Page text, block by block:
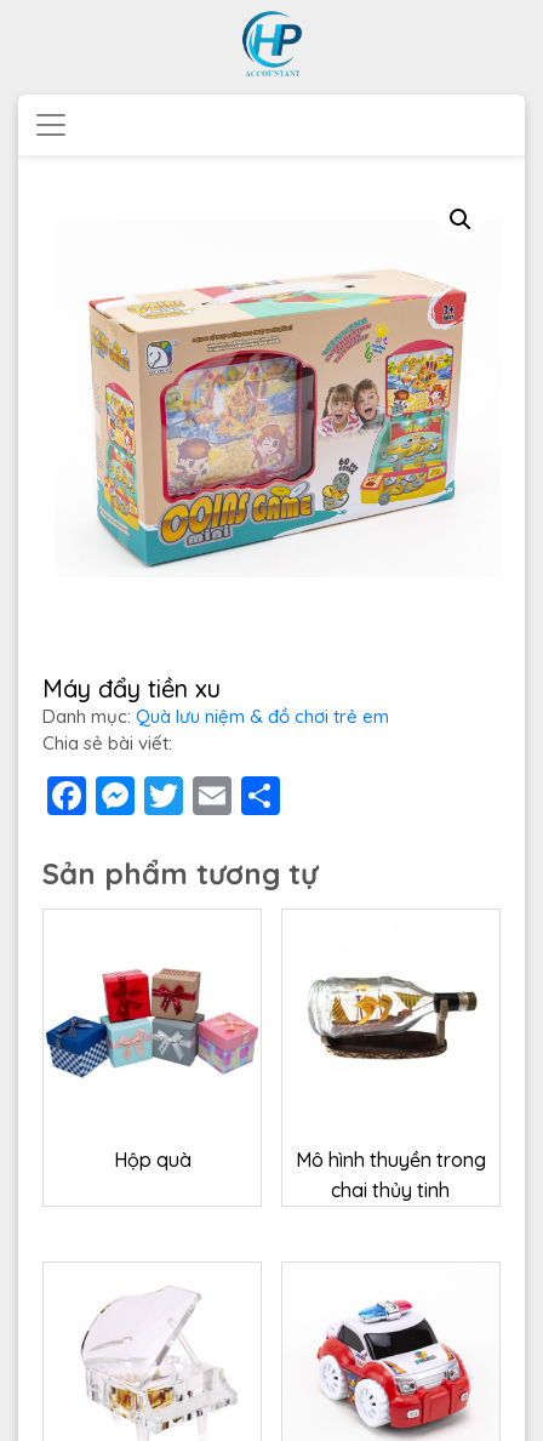
Máy đẩy tiền xu
Danh mục: Quà lưu niệm & đồ chơi trẻ em
Chia sẻ bài viết:
Facebook
Messenger
Twitter
Email
Sản phẩm tương tự
Hộp quà
Mô hình thuyền trong
chai thủy tinh